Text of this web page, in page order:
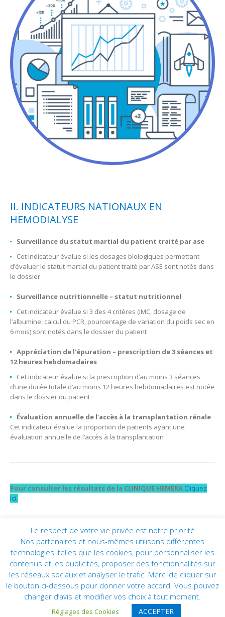
II. INDICATEURS NATIONAUX EN
HEMODIALYSE
Surveillance du statut martial du patient traité par ase
Cet indicateur évalue si les dosages biologiques permettant
d’évaluer le statut martial du patient traité par ASE sont notés dans
le dossier
Surveillance nutritionnelle – statut nutritionnel
Cet indicateur évalue si 3 des 4 critères (IMC, dosage de
l’albumine, calcul du PCR, pourcentage de variation du poids sec en
6 mois) sont notés dans le dossier du patient
Appréciation de l’épuration – prescription de 3 séances et
12 heures hebdomadaires
Cet indicateur évalue si la prescription d’au moins 3 séances
d’une durée totale d’au moins 12 heures hebdomadaires est notée
dans le dossier du patient
Évaluation annuelle de l’accès à la transplantation rénale
Cet indicateur évalue la proportion de patients ayant une
évaluation annuelle de l’accès à la transplantation
Pour consulter les résultats de la CLINIQUE HEMERA Cliquez
ici.
CLINIQUE HÉMÉRA © 2019 | Tous droits réservés | Réalisation :
Le respect de votre vie privée est notre priorité
Nos partenaires et nous-mêmes utilisons différentes
technologies, telles que les cookies, pour personnaliser les
contenus et les publicités, proposer des fonctionnalités sur
les réseaux sociaux et analyser le trafic. Merci de cliquer sur
le bouton ci-dessous pour donner votre accord. Vous pouvez
changer d’avis et modifier vos choix à tout moment.
Réglages des Cookies ACCEPTER